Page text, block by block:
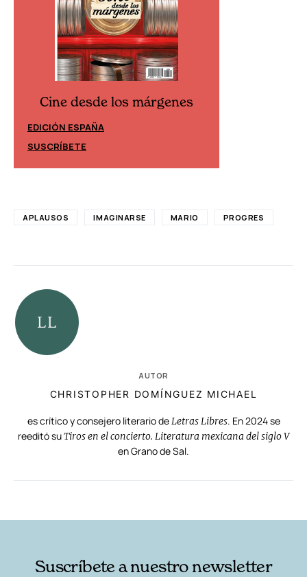
Cine desde los márgenes
EDICIÓN ESPAÑA
SUSCRÍBETE
APLAUSOS IMAGINARSE MARIO PROGRES
AUTOR
CHRISTOPHER DOMÍNGUEZ MICHAEL
es crítico y consejero literario deLetras Libres. En 2024 se
reeditó suTiros en el concierto. Literatura mexicana del siglo V
en Grano de Sal.
Suscríbete a nuestro newsletter